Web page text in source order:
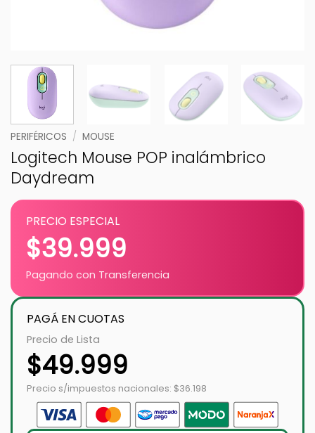
PERIFÉRICOS / MOUSE
Logitech Mouse POP inalámbrico
Daydream
PRECIO ESPECIAL
$39.999
Pagando con Transferencia
PAGÁ EN CUOTAS
Precio de Lista
$49.999
Precio s/impuestos nacionales: $36.198